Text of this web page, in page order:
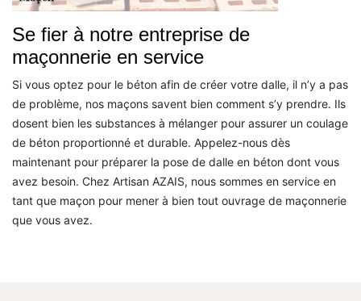
Se fier à notre entreprise de
maçonnerie en service
Si vous optez pour le béton afin de créer votre dalle, il n’y a pas
de problème, nos maçons savent bien comment s’y prendre. Ils
dosent bien les substances à mélanger pour assurer un coulage
de béton proportionné et durable. Appelez-nous dès
maintenant pour préparer la pose de dalle en béton dont vous
avez besoin. Chez Artisan AZAIS, nous sommes en service en
tant que maçon pour mener à bien tout ouvrage de maçonnerie
que vous avez.